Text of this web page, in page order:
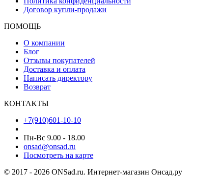
Договор купли-продажи
ПОМОЩЬ
О компании
Блог
Отзывы покупателей
Доставка и оплата
Написать директору
Возврат
КОНТАКТЫ
+7(910)601-10-10
Пн-Вс 9.00 - 18.00
onsad@onsad.ru
Посмотреть на карте
© 2017 - 2026 ONSad.ru. Интернет-магазин Онсад.ру